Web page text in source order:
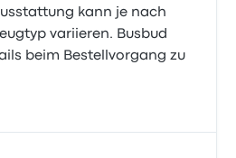
kann je nach
variieren. Busbud
beim Bestellvorgang zu